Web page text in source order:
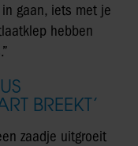
gaan, iets met je
hebben
BREEKT’
zaadje uitgroeit